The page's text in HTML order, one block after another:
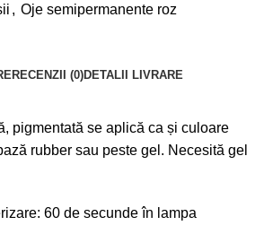
, Oje semipermanente roz
RECENZII (0)DETALII LIVRARE
pigmentată se aplică ca și culoare
rubber sau peste gel. Necesită gel
60 de secunde în lampa